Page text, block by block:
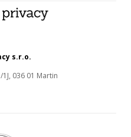
s.r.o.
036 01 Martin